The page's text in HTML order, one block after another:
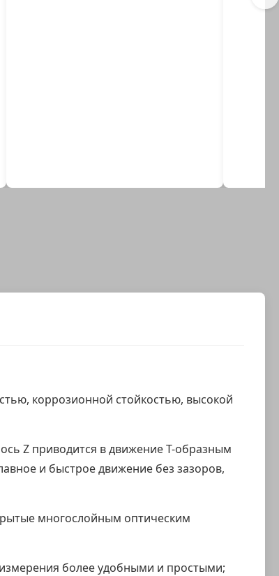
коррозионной стойкостью, высокой
Z приводится в движение T-образным
и быстрое движение без зазоров,
многослойным оптическим
более удобными и простыми;